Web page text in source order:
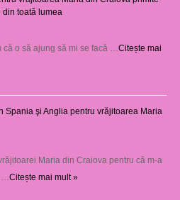
din toată lumea
că o să ajung să mi se facă … Citește mai
Spania şi Anglia pentru vrăjitoarea Maria
Maria din Craiova pentru că m-a
Citește mai mult »